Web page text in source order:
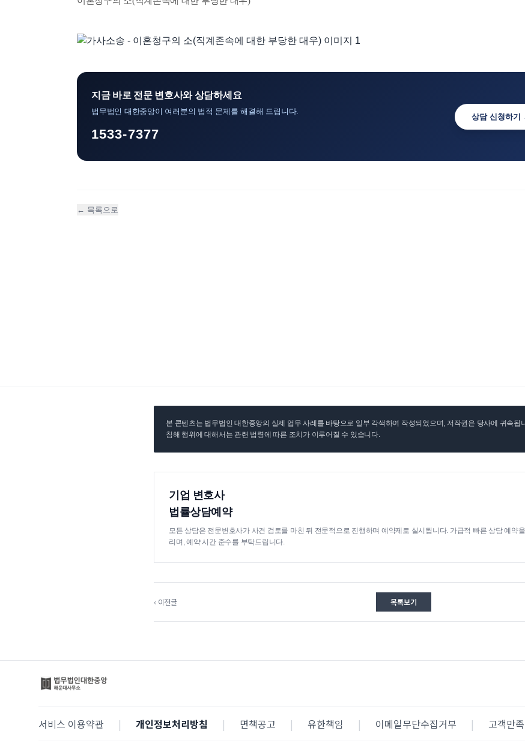
지금 바로 전문 변호사와 상담하세요
법무법인 대한중앙이 여러분의 법적 문제를 해결해 드립니다.
1533-7377
상담 신청하기
← 목록으로
본 콘텐츠는 법무법인 대한중앙의 실제 업무 사례를 바탕으로 일부 각색하여 작성되었으며, 저작권은 당사에 귀속됩
침해 행위에 대해서는 관련 법령에 따른 조치가 이루어질 수 있습니다.
기업 변호사
법률상담예약
모든 상담은 전문변호사가 사건 검토를 마친 뒤 전문적으로 진행하며 예약제로 실시됩니다. 가급적 빠른 상담 예약
리며, 예약 시간 준수를 부탁드립니다.
‹ 이전글 목록보기
서비스 이용약관 | 개인정보처리방침 | 면책공고 | 유한책임 | 이메일무단수집거부 | 고객만